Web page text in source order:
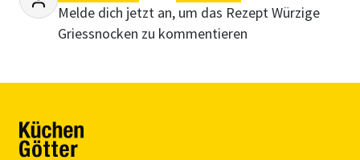
Melde dich jetzt an, um das Rezept Würzige
Griessnocken zu kommentieren